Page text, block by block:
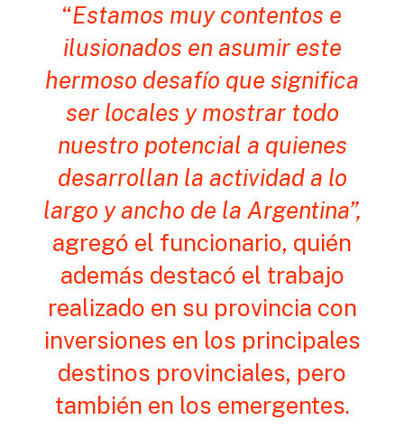
“Estamos muy contentos e
ilusionados en asumir este
hermoso desafío que significa
ser locales y mostrar todo
nuestro potencial a quienes
desarrollan la actividad a lo
largo y ancho de la Argentina”,
agregó el funcionario, quién
además destacó el trabajo
realizado en su provincia con
inversiones en los principales
destinos provinciales, pero
también en los emergentes.